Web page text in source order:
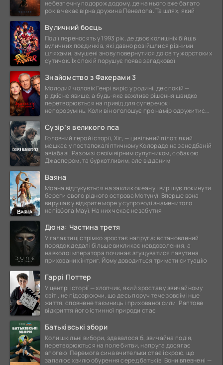
небезпечну подорож додому, де на нього вже багато
років чекає вірна дружина Пенелопа. Та шлях, який
Вуличний боєць
Події переносять у 1993 рік, де двоє колишніх бійців
вуличних поєдинків, які давно розійшлися різними
шляхами, змушені знову повернутися до світу жорстоких
сутичок. Їх спокій порушує поява загадкової
Знайомство з Факерами 3
Молодий чоловік Генрі виріс у родині, де спокій —
рідкісне явище, а будь-яке важливе рішення швидко
перетворюється на привід для суперечок і
непорозумінь. Коли він оголошує про намір одружитися,
Сузір’я великого пса
Головний герой історії, Хіг, — цивільний пілот, який
мешкає у постапокаліптичному Колорадо на занедбаній
авіабазі. Разом зі своїм вірним супутником, собакою
Джаспером, та буркотливим, але відданим
Ваяна
Моана відгукується на заклик океану і вирішує покинути
береги свого рідного острова Мотунуї. Вперше вона
вирушає у відкрите море у супроводі знаменитого
напівбога Мауї. На них чекає незабутня
Дюна: Частина третя
У галактиці стрімко зростає напруга: встановлений
порядок дедалі більше викликає невдоволення, а
навколо імператора починає згущуватися павутина
прихованих інтриг. Йому доводиться тримати ситуацію
Гаррі Поттер
У центрі історії — хлопчик, який зростав у звичайному
світі, не підозрюючи, що десь поруч тече зовсім інше
життя, сповнене таємниць і прихованої сили. Раптове
відкриття його істинної природи стає
Батьківські збори
Коли шкільні вибори, здавалося б, звичайна подія,
перетворюються на поле битви, напруга досягає
апогею. Перемога сина вчительки стає іскрою, що
запалює хвилю обурення серед батьків. Вони впевнені —